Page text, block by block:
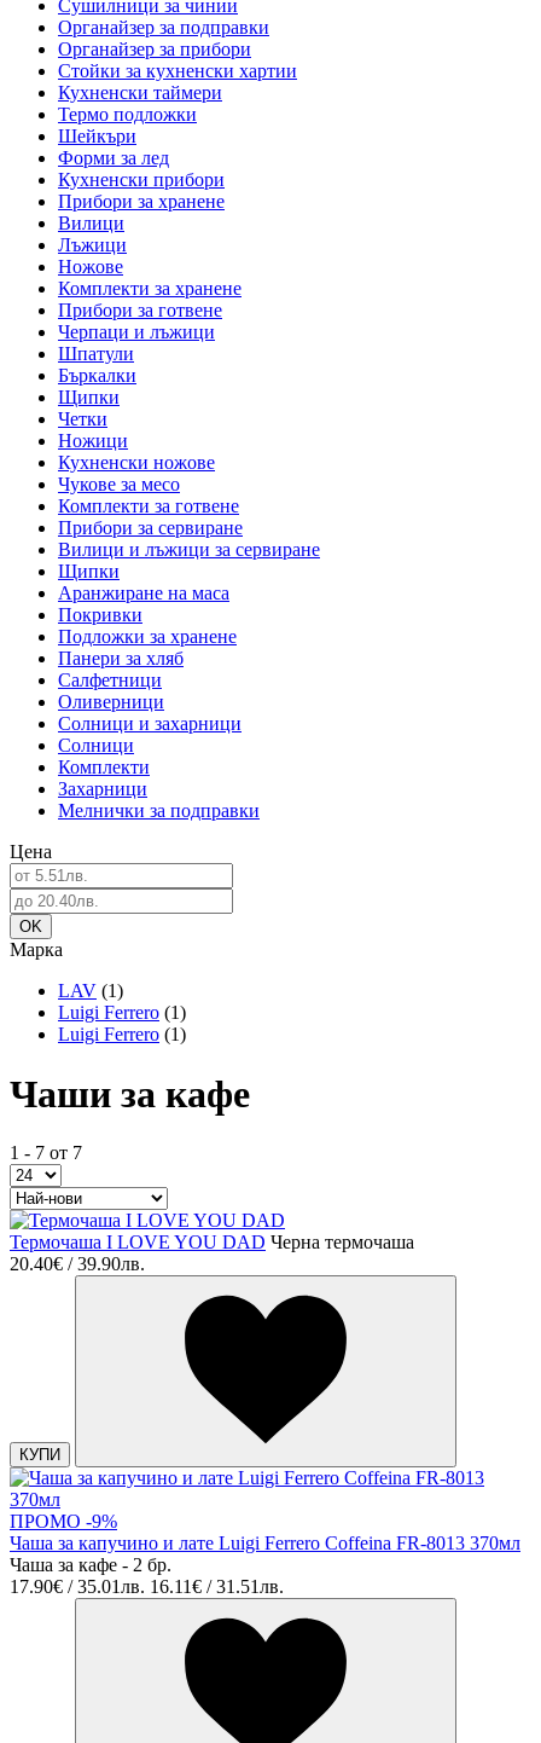
Сушилници за чинии
Органайзер за подправки
Органайзер за прибори
Стойки за кухненски хартии
Кухненски таймери
Термо подложки
Шейкъри
Форми за лед
Кухненски прибори
Прибори за хранене
Вилици
Лъжици
Ножове
Комплекти за хранене
Прибори за готвене
Черпаци и лъжици
Шпатули
Бъркалки
Щипки
Четки
Ножици
Кухненски ножове
Чукове за месо
Комплекти за готвене
Прибори за сервиране
Вилици и лъжици за сервиране
Щипки
Аранжиране на маса
Покривки
Подложки за хранене
Панери за хляб
Салфетници
Оливерници
Солници и захарници
Солници
Комплекти
Захарници
Мелнички за подправки
Цена
Марка
LAV (1)
Luigi Ferrero (1)
Luigi Ferrero (1)
Чаши за кафе
1 - 7 от 7
Термочаша I LOVE YOU DAD Черна термочаша
20.40€ / 39.90лв.
КУПИ
ПРОМО -9%
Чаша за капучино и лате Luigi Ferrero Coffeina FR-8013 370мл
Чаша за кафе - 2 бр.
17.90€ / 35.01лв. 16.11€ / 31.51лв.